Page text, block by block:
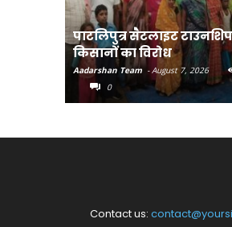
पाटलिपुत्र सैटलाइट
किसानों का विरोध
Aadarshan Team - August 7, 2026
0
Contact us: